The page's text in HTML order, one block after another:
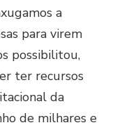
a
para virem
possibilitou,
ter recursos
da
de milhares e